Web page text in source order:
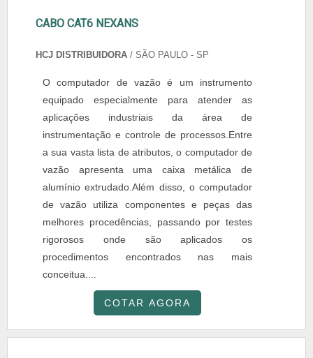
CABO CAT6 NEXANS
HCJ DISTRIBUIDORA / SÃO PAULO - SP
O computador de vazão é um instrumento
equipado especialmente para atender as
aplicações industriais da área de
instrumentação e controle de processos.Entre
a sua vasta lista de atributos, o computador de
vazão apresenta uma caixa metálica de
alumínio extrudado.Além disso, o computador
de vazão utiliza componentes e peças das
melhores procedências, passando por testes
rigorosos onde são aplicados os
procedimentos encontrados nas mais
conceitua....
COTAR AGORA